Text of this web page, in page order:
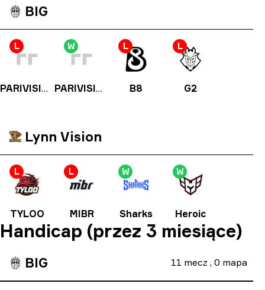
BIG
L
PARIVISION
W
PARIVISION
L
B8
L
G2
Lynn Vision
L
TYLOO
L
MIBR
W
Sharks
W
Heroic
Handicap (przez 3 miesiące)
BIG 11 mecz , 0 mapa